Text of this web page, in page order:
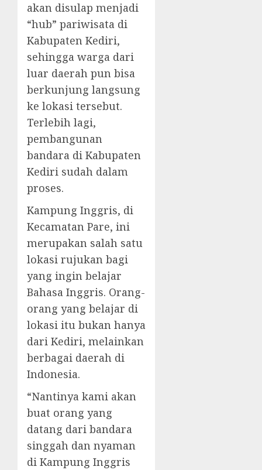
akan disulap menjadi
“hub” pariwisata di
Kabupaten Kediri,
sehingga warga dari
luar daerah pun bisa
berkunjung langsung
ke lokasi tersebut.
Terlebih lagi,
pembangunan
bandara di Kabupaten
Kediri sudah dalam
proses.
Kampung Inggris, di
Kecamatan Pare, ini
merupakan salah satu
lokasi rujukan bagi
yang ingin belajar
Bahasa Inggris. Orang-
orang yang belajar di
lokasi itu bukan hanya
dari Kediri, melainkan
berbagai daerah di
Indonesia.
“Nantinya kami akan
buat orang yang
datang dari bandara
singgah dan nyaman
di Kampung Inggris